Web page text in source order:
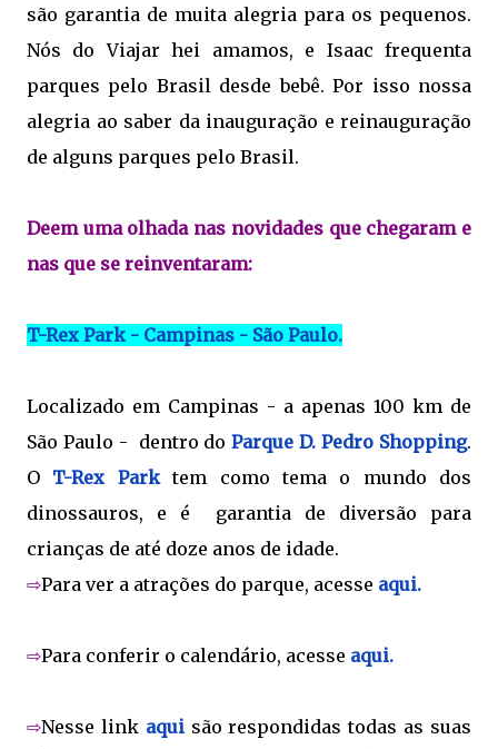
são garantia de muita alegria para os pequenos.
Nós do Viajar hei amamos, e Isaac frequenta
parques pelo Brasil desde bebê. Por isso nossa
alegria ao saber da inauguração e reinauguração
de alguns parques pelo Brasil.
Deem uma olhada nas novidades que chegaram e
nas que se reinventaram:
T-Rex Park - Campinas - São Paulo.
Localizado em Campinas - a apenas 100 km de
São Paulo - dentro doParque D. Pedro Shopping.
O T-Rex Parktem como tema o mundo dos
dinossauros, e é garantia de diversão para
crianças de até doze anos de idade.
⇨Para ver a atrações do parque, acesse aqui.
⇨Para conferir o calendário, acesse aqui.
⇨Nesse link aqui são respondidas todas as suas